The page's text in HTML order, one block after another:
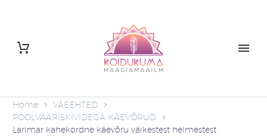
Home
VÄEEHTED
POOLVÄÄRISKIVIDEGA KÄEVÕRUD
Larimar kahekordne käevõru väikestest helmestest